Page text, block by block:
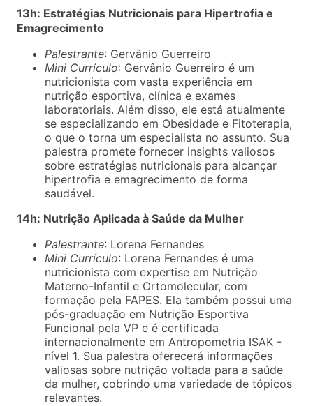
13h: Estratégias Nutricionais para Hipertrofia e
Emagrecimento
Palestrante: Gervânio Guerreiro
Mini Currículo: Gervânio Guerreiro é um
nutricionista com vasta experiência em
nutrição esportiva, clínica e exames
laboratoriais. Além disso, ele está atualmente
se especializando em Obesidade e Fitoterapia,
o que o torna um especialista no assunto. Sua
palestra promete fornecer insights valiosos
sobre estratégias nutricionais para alcançar
hipertrofia e emagrecimento de forma
saudável.
14h: Nutrição Aplicada à Saúde da Mulher
Palestrante: Lorena Fernandes
Mini Currículo: Lorena Fernandes é uma
nutricionista com expertise em Nutrição
Materno-Infantil e Ortomolecular, com
formação pela FAPES. Ela também possui uma
pós-graduação em Nutrição Esportiva
Funcional pela VP e é certificada
internacionalmente em Antropometria ISAK -
nível 1. Sua palestra oferecerá informações
valiosas sobre nutrição voltada para a saúde
da mulher, cobrindo uma variedade de tópicos
relevantes.